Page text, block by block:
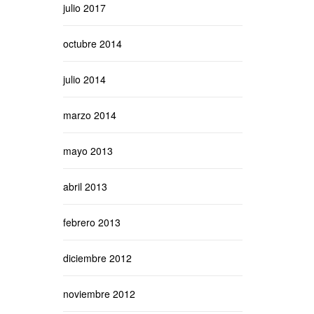
julio 2017
octubre 2014
julio 2014
marzo 2014
mayo 2013
abril 2013
febrero 2013
diciembre 2012
noviembre 2012